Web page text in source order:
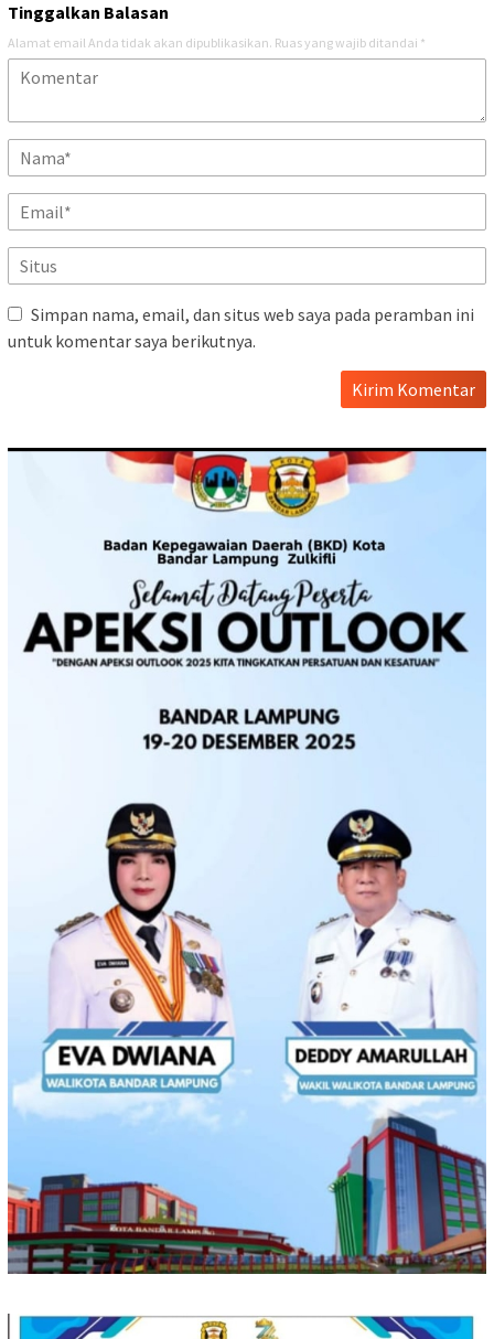
Tinggalkan Balasan
Alamat email Anda tidak akan dipublikasikan. Ruas yang wajib ditandai *
Simpan nama, email, dan situs web saya pada peramban ini
untuk komentar saya berikutnya.